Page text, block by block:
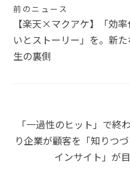
投
稿
ナ
ー
シ
前のニュース
【楽天×マクアケ】「効
いとストーリー」を。新
生の裏側
「一過性のヒット」で終
り企業が顧客を「知りつ
インサイト」が